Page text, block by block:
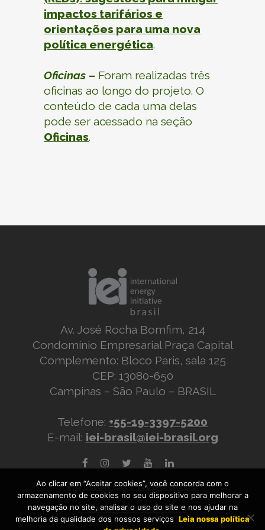
impactos tarifários e
orientações para uma nova
política energética.
Oficinas – Foram realizadas três
oficinas ao longo do projeto. O
conteúdo de cada uma delas
pode ser acessado na seção
Oficinas.
Av. José Rocha Bomfim, 214
Condomínio Empresarial Praça Capital
Complemento: Bloco Paris, sala 125
CEP: 13080-650
Campinas – São Paulo – BRASIL
Telefone: +55-19-3397-5200
E-mail: iei-brasil@iei-brasil.org
Política de Privacidade
Política de Cookies
Ao clicar em “Aceitar cookies”, você concorda com o
armazenamento de cookies no seu dispositivo para melhorar a
navegação no site, analisar o uso do site e nos ajudar na
melhoria da qualidade dos nossos serviços Leia nossa política